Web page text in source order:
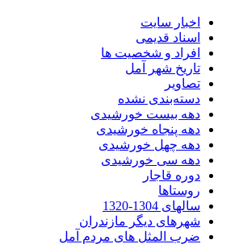
اخبار سایت
اسناد قدیمی
افراد و شخصیت ها
تاریخ شهر آمل
تصاویر
دسته‌بندی نشده
دهه بیست خورشیدی
دهه پنجاه خورشیدی
دهه چهل خورشیدی
دهه سی خورشیدی
دوره قاجار
روستاها
سالهای 1304-1320
شهرهای دیگر مازندران
ضرب المثل های مردم آمل